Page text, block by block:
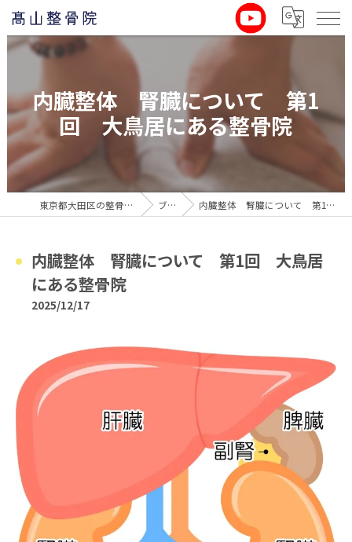
内臓整体 腎臓について 第1
回 大鳥居にある整骨院
東京都大田区の整骨院なら髙山整骨院 ブログ 内臓整体 腎臓について 第1回 大鳥居にある整骨院
内臓整体 腎臓について 第1回 大鳥居
にある整骨院
2025/12/17